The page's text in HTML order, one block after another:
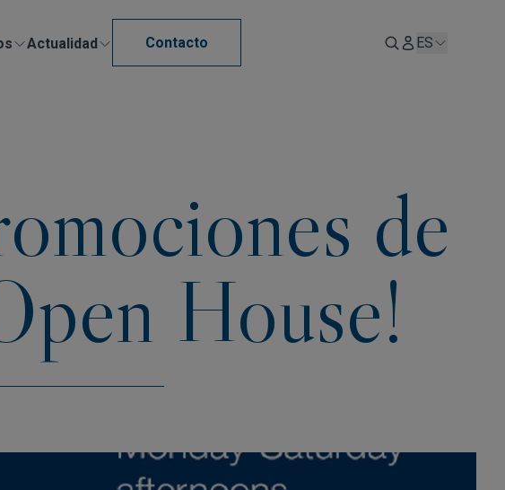
Actualidad Contacto ES
de
House!